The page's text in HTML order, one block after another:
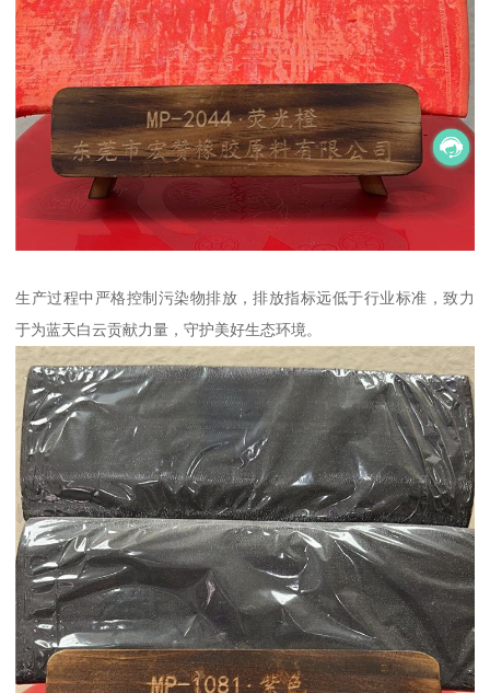
生产过程中严格控制污染物排放，排放指标远低于行业标准，致力
于为蓝天白云贡献力量，守护美好生态环境。